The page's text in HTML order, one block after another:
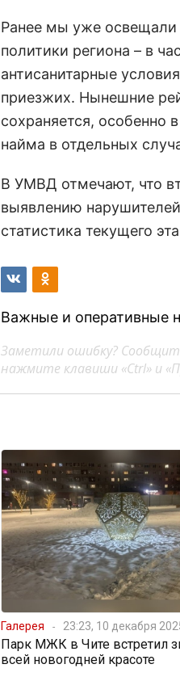
Ранее мы уже освещали
политики региона – в
антисанитарные
приезжих. Нынешние
сохраняется, особенно
найма в отдельных
В УМВД отмечают, что
выявлению
статистика текущего
Важные и оперативные
Заметили ошибку?
нажмите клавиши «Ctrl» и
Галерея 23:23, 10 декабря
Парк МЖК в Чите встретил
всей новогодней красоте